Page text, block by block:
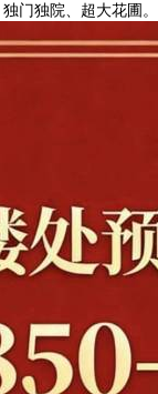
门独院、超大花圃。